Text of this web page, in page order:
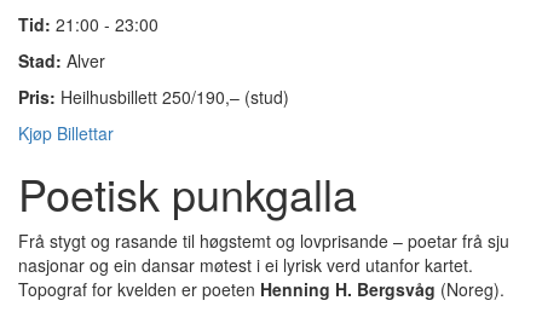
Tid: 21:00 - 23:00
Stad: Alver
Pris: Heilhusbillett 250/190,– (stud)
Kjøp Billettar
Poetisk punkgalla
Frå stygt og rasande til høgstemt og lovprisande – poetar frå sju
nasjonar og ein dansar møtest i ei lyrisk verd utanfor kartet.
Topograf for kvelden er poeten Henning H. Bergsvåg (Noreg).